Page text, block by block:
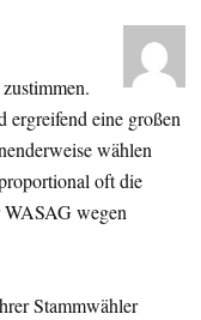
eine großen
wählen
oft die
wegen
Stammwähler